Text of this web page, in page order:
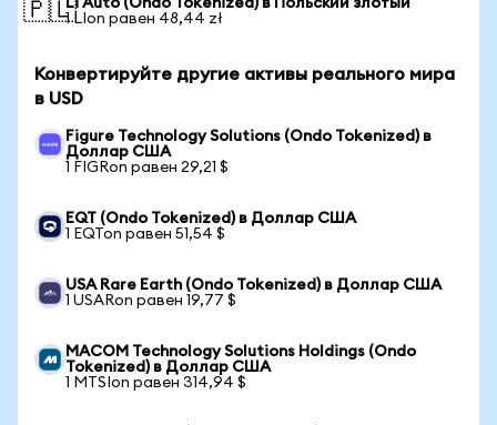
🇵🇱Li Auto (Ondo Tokenized) в Польский злотый
1 LIon равен 48,44 zł
Конвертируйте другие активы реального мира
в USD
Figure Technology Solutions (Ondo Tokenized) в
Доллар США
1 FIGRon равен 29,21 $
EQT (Ondo Tokenized) в Доллар США
1 EQTon равен 51,54 $
USA Rare Earth (Ondo Tokenized) в Доллар США
1 USARon равен 19,77 $
MACOM Technology Solutions Holdings (Ondo
Tokenized) в Доллар США
1 MTSIon равен 314,94 $